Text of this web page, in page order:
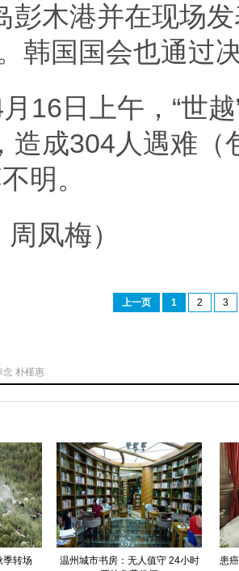
彭木港并在现场
韩国国会也通过
16日上午，“世
造成304人遇难
明。
周凤梅）
上一页 1 2 3
念 朴槿惠
季转场
温州城市书房：无人值守 24小时
患